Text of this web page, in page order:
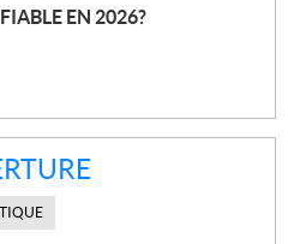
EN 2026?